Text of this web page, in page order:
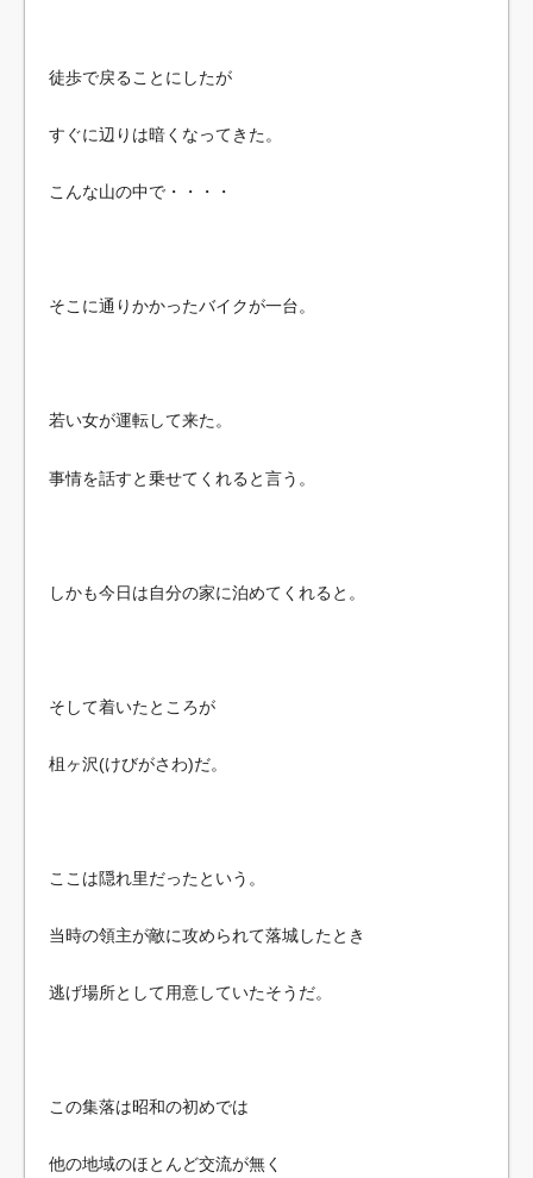
徒歩で戻ることにしたが
すぐに辺りは暗くなってきた。
こんな山の中で・・・・
そこに通りかかったバイクが一台。
若い女が運転して来た。
事情を話すと乗せてくれると言う。
しかも今日は自分の家に泊めてくれると。
そして着いたところが
柤ヶ沢(けびがさわ)だ。
ここは隠れ里だったという。
当時の領主が敵に攻められて落城したとき
逃げ場所として用意していたそうだ。
この集落は昭和の初めでは
他の地域のほとんど交流が無く